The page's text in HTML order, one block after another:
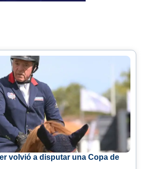
volvió a disputar una Copa de